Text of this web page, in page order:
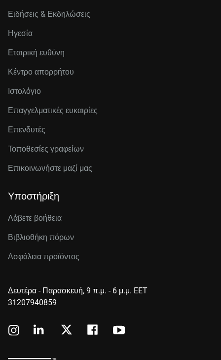
Ειδήσεις & Εκδηλώσεις
Ηγεσία
Εταιρική ευθύνη
Κέντρο απορρήτου
Ιστολόγιο
Επαγγελματικές ευκαιρίες
Επενδυτές
Τοποθεσίες γραφείων
Επικοινωνήστε μαζί μας
Υποστήριξη
Λάβετε βοήθεια
Βιβλιοθήκη πόρων
Ασφάλεια προϊόντος
Δευτέρα - Παρασκευή, 9 π.μ. - 6 μ.μ. EET
31207940859